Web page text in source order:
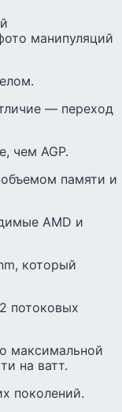
манипуляций
— переход
чем AGP.
памяти и
AMD и
который
потоковых
максимальной
на ватт.
поколений.